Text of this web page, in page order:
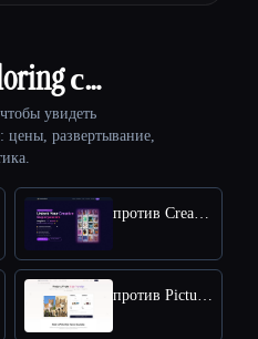
с…
увидеть
цены, развертывание,
против CreativePixel
против Picture to Drawing